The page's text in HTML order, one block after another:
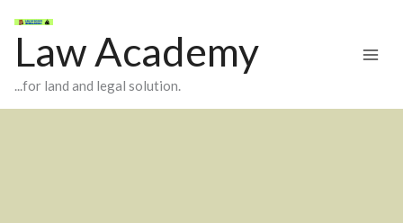
content
Law Academy
...for land and legal solution.